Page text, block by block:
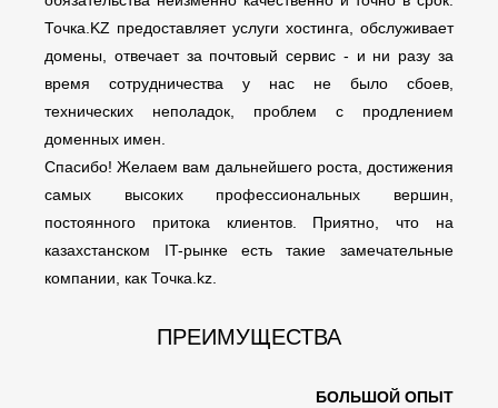
Точка.KZ предоставляет услуги хостинга, обслуживает
домены, отвечает за почтовый сервис - и ни разу за
время сотрудничества у нас не было сбоев,
технических неполадок, проблем с продлением
доменных имен.
Спасибо! Желаем вам дальнейшего роста, достижения
самых высоких профессиональных вершин,
постоянного притока клиентов. Приятно, что на
казахстанском IT-рынке есть такие замечательные
компании, как Точка.kz.
ПРЕИМУЩЕСТВА
БОЛЬШОЙ ОПЫТ